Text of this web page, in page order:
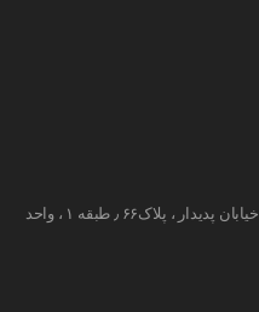
جهان کودک ، خیابان نلسون ماندلا(جردن) ، خیابان پدیدار ، پلاک۶۶ ٫ طبقه ۱ ، واحد